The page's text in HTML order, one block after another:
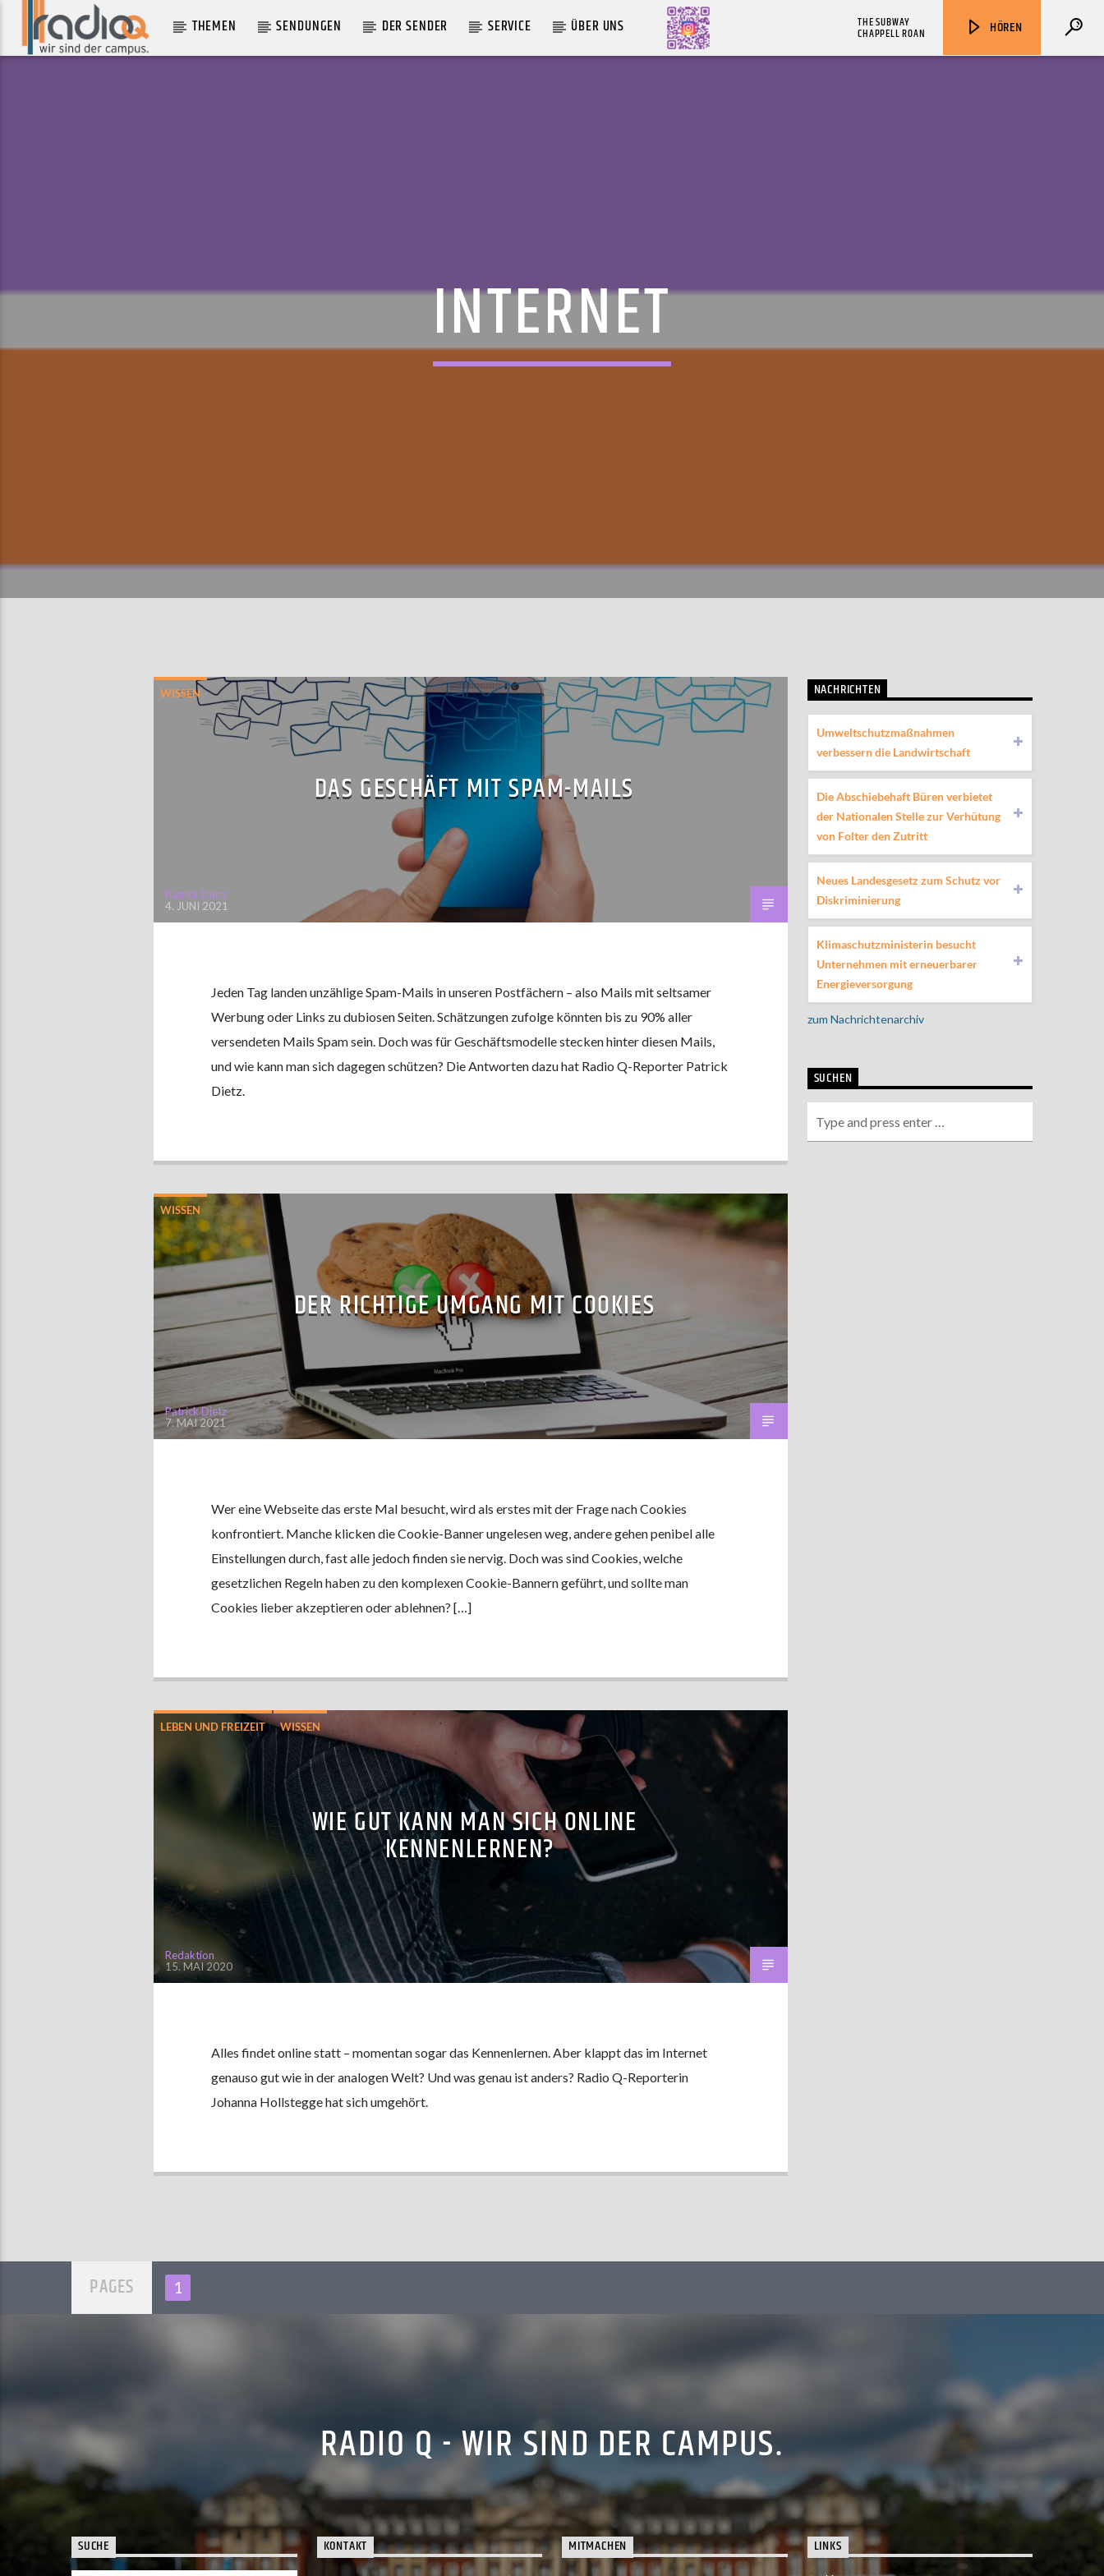
THEMEN SENDUNGEN DER SENDER SERVICE ÜBER UNS HÖREN
THE SUBWAY
CHAPPELL ROAN
INTERNET
WISSEN
DAS GESCHÄFT MIT SPAM-MAILS
Patrick Dietz
4. JUNI 2021
Jeden Tag landen unzählige Spam-Mails in unseren Postfächern – also Mails mit seltsamer
Werbung oder Links zu dubiosen Seiten. Schätzungen zufolge könnten bis zu 90% aller
versendeten Mails Spam sein. Doch was für Geschäftsmodelle stecken hinter diesen Mails,
und wie kann man sich dagegen schützen? Die Antworten dazu hat Radio Q-Reporter Patrick
Dietz.
WISSEN
DER RICHTIGE UMGANG MIT COOKIES
Patrick Dietz
7. MAI 2021
Wer eine Webseite das erste Mal besucht, wird als erstes mit der Frage nach Cookies
konfrontiert. Manche klicken die Cookie-Banner ungelesen weg, andere gehen penibel alle
Einstellungen durch, fast alle jedoch finden sie nervig. Doch was sind Cookies, welche
gesetzlichen Regeln haben zu den komplexen Cookie-Bannern geführt, und sollte man
Cookies lieber akzeptieren oder ablehnen? […]
LEBEN UND FREIZEIT WISSEN
WIE GUT KANN MAN SICH ONLINE
KENNENLERNEN?
Redaktion
15. MAI 2020
Alles findet online statt – momentan sogar das Kennenlernen. Aber klappt das im Internet
genauso gut wie in der analogen Welt? Und was genau ist anders? Radio Q-Reporterin
Johanna Hollstegge hat sich umgehört.
NACHRICHTEN
Umweltschutzmaßnahmen
verbessern die Landwirtschaft
Die Abschiebehaft Büren verbietet
der Nationalen Stelle zur Verhütung
von Folter den Zutritt
Neues Landesgesetz zum Schutz vor
Diskriminierung
Klimaschutzministerin besucht
Unternehmen mit erneuerbarer
Energieversorgung
zum Nachrichtenarchiv
SUCHEN
PAGES 1
RADIO Q - WIR SIND DER CAMPUS.
SUCHE KONTAKT MITMACHEN LINKS